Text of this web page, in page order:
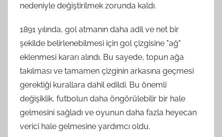
nedeniyle değiştirilmek zorunda kaldı.
1891 yılında, gol atmanın daha adil ve net bir
şekilde belirlenebilmesi için gol çizgisine "ağ"
eklenmesi kararı alındı. Bu sayede, topun ağa
takılması ve tamamen çizginin arkasına geçmesi
gerektiği kurallara dahil edildi. Bu önemli
değişiklik, futbolun daha öngörülebilir bir hale
gelmesini sağladı ve oyunun daha fazla heyecan
verici hale gelmesine yardımcı oldu.